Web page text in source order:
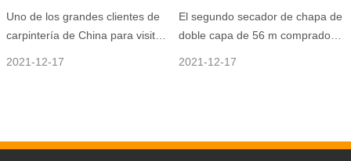
Uno de los grandes clientes de
carpintería de China para visitar
aproximadamente 100cbm por
2021-12-17
El segundo secador de chapa de
doble capa de 56 m comprado
puede usar la madera residual
2021-12-17